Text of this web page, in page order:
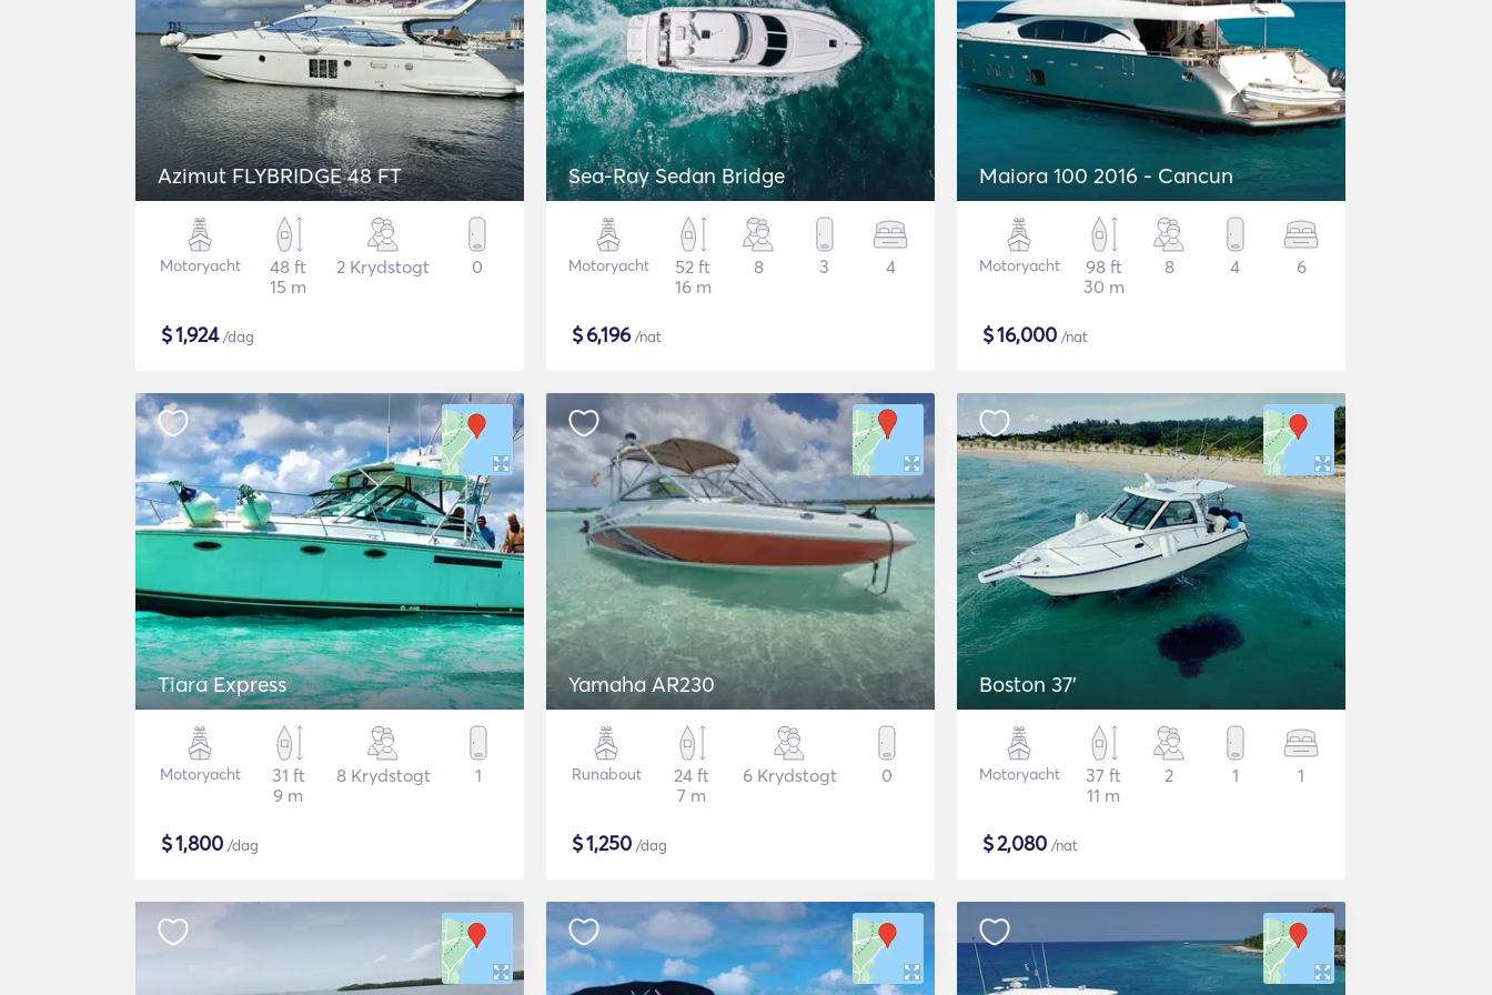
Azimut FLYBRIDGE 48 FT
Motoryacht
48 ft
15 m
2 Krydstogt 0
$1,924/dag
Sea-Ray Sedan Bridge
Motoryacht
52 ft
16 m
8 3 4
$6,196/nat
Maiora 100 2016 - Cancun
Motoryacht
98 ft
30 m
8 4 6
$16,000 /nat
Tiara Express
Motoryacht
31 ft
9 m
8 Krydstogt 1
$1,800 /dag
Yamaha AR230
Runabout
24 ft
7 m
6 Krydstogt 0
$1,250 /dag
Boston 37'
Motoryacht
37 ft
11 m
2 1 1
$2,080 /nat